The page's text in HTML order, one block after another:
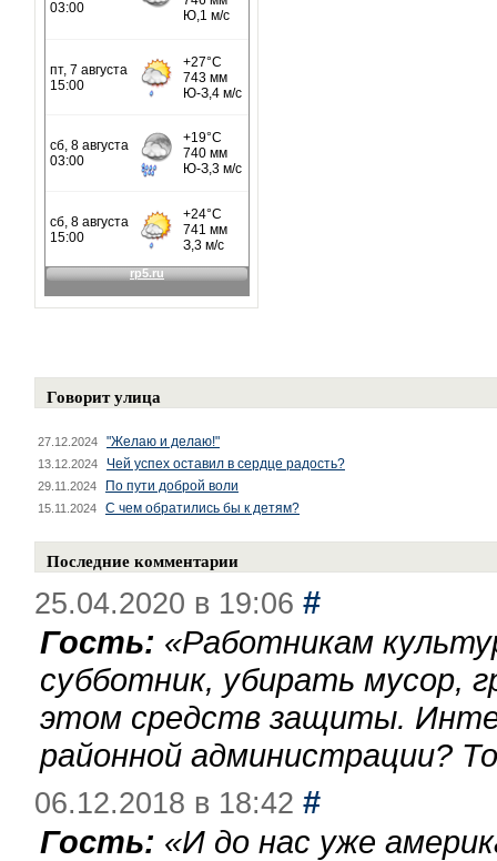
Говорит улица
27.12.2024 "Желаю и делаю!"
13.12.2024 Чей успех оставил в сердце радость?
29.11.2024 По пути доброй воли
15.11.2024 С чем обратились бы к детям?
Последние комментарии
25.04.2020 в 19:06 #
Гость: «Работникам
субботник, убирать мусор,
этом средств защиты.
районной администрации?
06.12.2018 в 18:42 #
Гость: «И до нас уже